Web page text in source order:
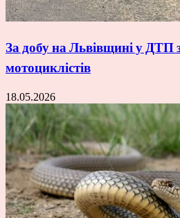
За добу на Львівщині у ДТП
мотоциклістів
18.05.2026